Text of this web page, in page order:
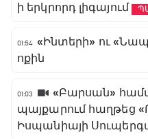
ի երկրորդ լիգայում
01:54 «Ինտերի» ու
ոքին
01:03
«Բարսան»
պայքարում հաղթեց
Իսպանիայի